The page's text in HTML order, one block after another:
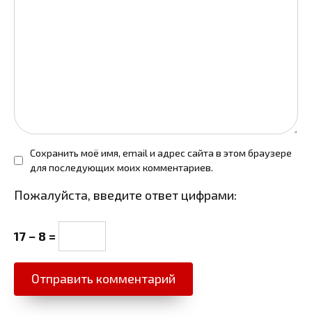
Сохранить моё имя, email и адрес сайта в этом браузере
для последующих моих комментариев.
Пожалуйста, введите ответ цифрами:
17 − 8 =